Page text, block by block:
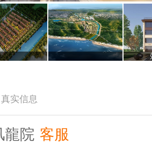
实信息
龍院 客服